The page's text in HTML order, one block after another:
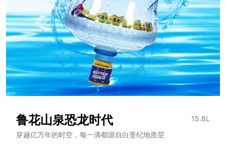
鲁花山泉恐龙时代
穿越亿万年的时空，每一滴都源自白垩纪地质层
15.8L